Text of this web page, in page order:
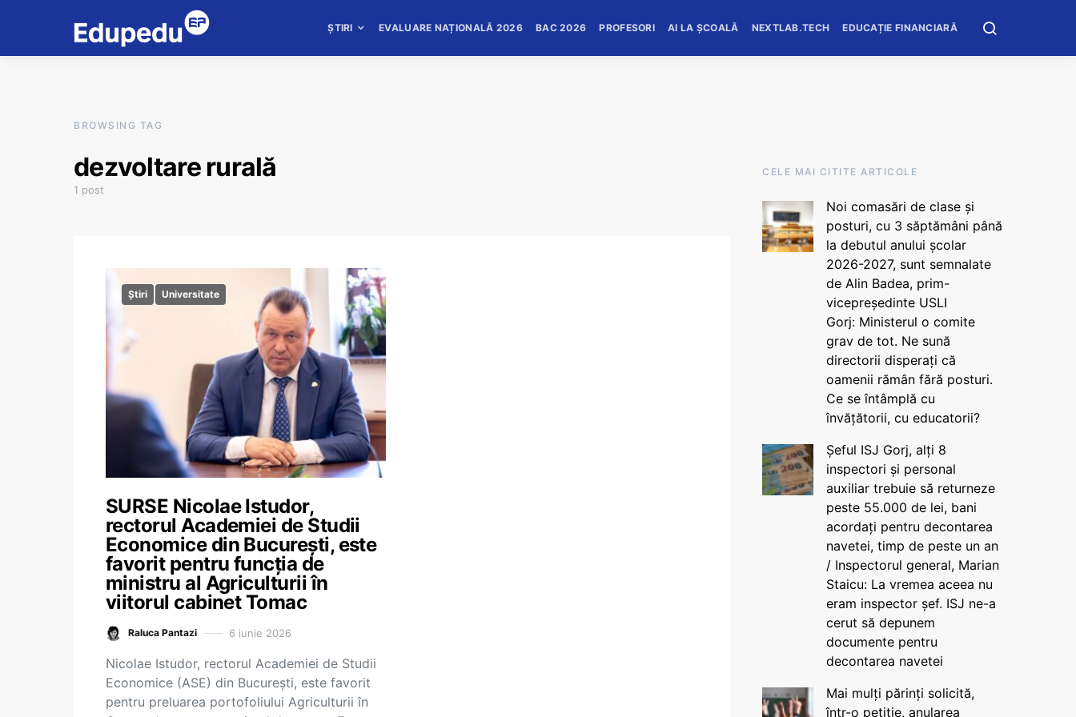
ȘTIRI EVALUARE NAȚIONALĂ 2026 BAC 2026 PROFESORI AI LA ȘCOALĂ NEXTLAB.TECH EDUCAȚIE FINANCIARĂ
BROWSING TAG
dezvoltare rurală
1 post
Știri Universitate
SURSE Nicolae Istudor,
rectorul Academiei de Studii
Economice din București, este
favorit pentru funcția de
ministru al Agriculturii în
viitorul cabinet Tomac
Raluca Pantazi 6 iunie 2026
Nicolae Istudor, rectorul Academiei de Studii
Economice (ASE) din București, este favorit
pentru preluarea portofoliului Agriculturii în
CELE MAI CITITE ARTICOLE
Noi comasări de clase și
posturi, cu 3 săptămâni până
la debutul anului școlar
2026-2027, sunt semnalate
de Alin Badea, prim-
vicepreședinte USLI
Gorj: Ministerul o comite
grav de tot. Ne sună
directorii disperați că
oamenii rămân fără posturi.
Ce se întâmplă cu
învățătorii, cu educatorii?
Șeful ISJ Gorj, alți 8
inspectori și personal
auxiliar trebuie să returneze
peste 55.000 de lei, bani
acordați pentru decontarea
navetei, timp de peste un an
/ Inspectorul general, Marian
Staicu: La vremea aceea nu
eram inspector șef. ISJ ne-a
cerut să depunem
documente pentru
decontarea navetei
Mai mulți părinți solicită,
într-o petiție, anularea